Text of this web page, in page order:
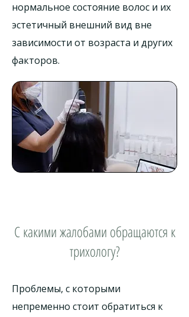
нормальное состояние волос и их
эстетичный внешний вид вне
зависимости от возраста и других
факторов.
С какими жалобами обращаются к
трихологу?
Проблемы, с которыми
непременно стоит обратиться к